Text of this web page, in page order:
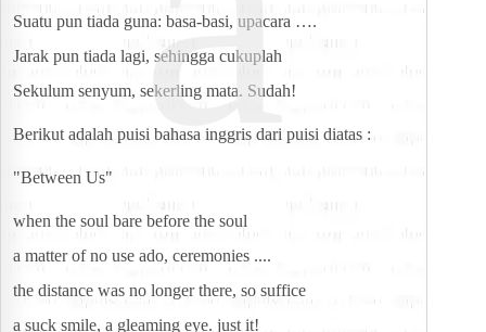
Suatu pun tiada guna: basa-basi, upacara ….
Jarak pun tiada lagi, sehingga cukuplah
Sekulum senyum, sekerling mata. Sudah!
Berikut adalah puisi bahasa inggris dari puisi diatas :
"Between Us"
when the soul bare before the soul
a matter of no use ado, ceremonies ....
the distance was no longer there, so suffice
a suck smile, a gleaming eye. just it!